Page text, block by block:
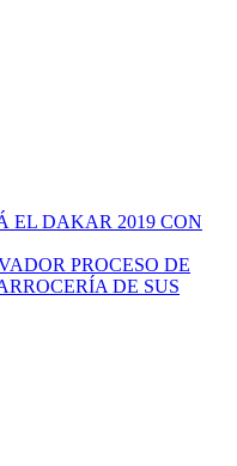
EL DAKAR 2019 CON
PROCESO DE
DE SUS